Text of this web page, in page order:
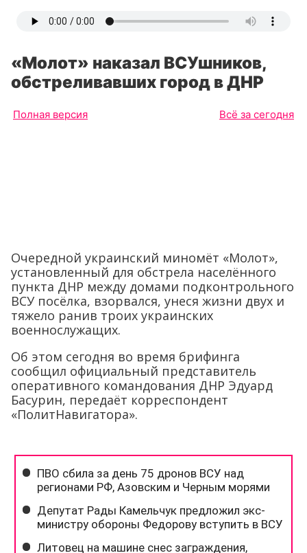
«Молот» наказал ВСУшников,
обстреливавших город в ДНР
Полная версия Всё за сегодня
Очередной украинский миномёт «Молот»,
установленный для обстрела населённого
пункта ДНР между домами подконтрольного
ВСУ посёлка, взорвался, унеся жизни двух и
тяжело ранив троих украинских
военнослужащих.
Об этом сегодня во время брифинга
сообщил официальный представитель
оперативного командования ДНР Эдуард
Басурин, передаёт корреспондент
«ПолитНавигатора».